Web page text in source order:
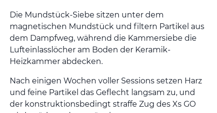
Die Mundstück-Siebe sitzen unter dem
magnetischen Mundstück und filtern Partikel aus
dem Dampfweg, während die Kammersiebe die
Lufteinlasslöcher am Boden der Keramik-
Heizkammer abdecken.
Nach einigen Wochen voller Sessions setzen Harz
und feine Partikel das Geflecht langsam zu, und
der konstruktionsbedingt straffe Zug des Xs GO